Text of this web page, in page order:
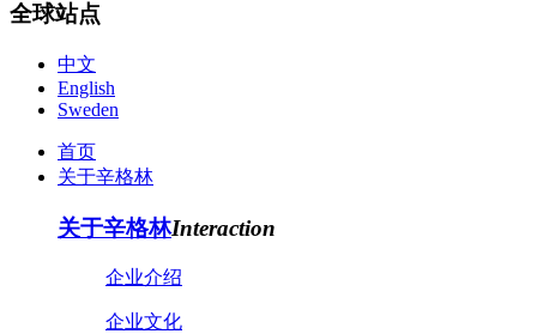
全球站点
中文
English
Sweden
首页
关于辛格林
关于辛格林Interaction
企业介绍
企业文化